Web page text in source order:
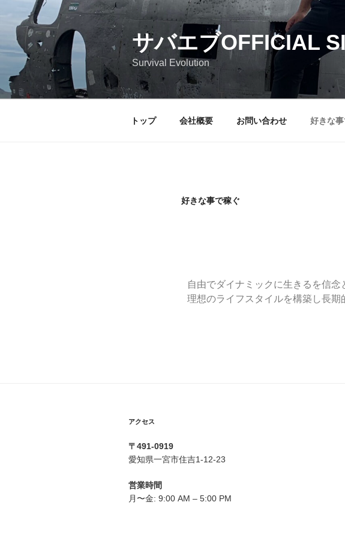
サバエブOFFICIAL
Survival Evolution
トップ 会社概要 お問い合わせ 好きな
好きな事で稼ぐ
自由でダイナミックに生きるを信
理想のライフスタイルを構築し長
アクセス
〒491-0919
愛知県一宮市住吉1-12-23
営業時間
月〜金: 9:00 AM – 5:00 PM